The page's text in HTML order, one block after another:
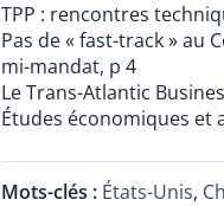
TPP : rencontres
Pas de « fast-track » au
mi-mandat, p 4
Le Trans-Atlantic
Études économiques et
Mots-clés : États-Unis,